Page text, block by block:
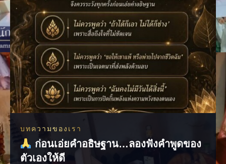
บทความของเรา
ก่อนเอ่ยคำอธิษฐาน…ลองฟังคำพูดของ
ตัวเองให้ดี